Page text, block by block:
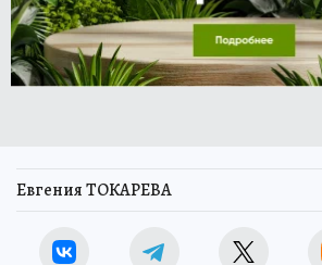
Евгения ТОКАРЕВА